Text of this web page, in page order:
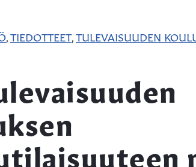
TIEDOTTEET, TULEVAISUUDEN